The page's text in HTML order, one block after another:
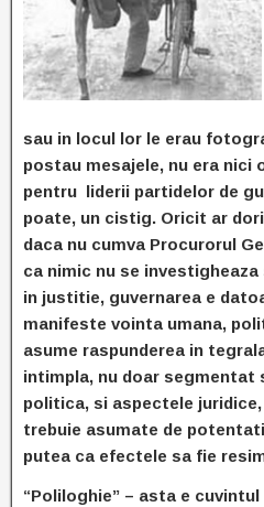
sau in locul lor le erau
postau mesajele, nu era nici
pentru liderii partidelor de
poate, un cistig. Oricit ar
daca nu cumva Procurorul
ca nimic nu se
in justitie, guvernarea e
manifeste vointa umana,
asume raspunderea in
intimpla, nu doar segmentat
politica, si aspectele
trebuie asumate de
putea ca efectele sa fie
“Poliloghie” – asta e